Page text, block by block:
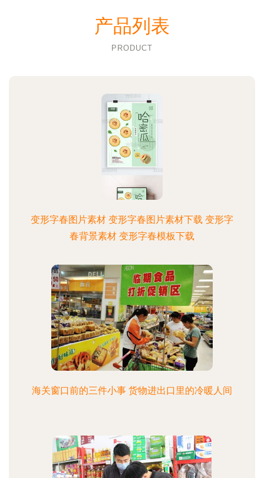
产品列表
PRODUCT
变形字春图片素材 变形字春图片素材下载 变形字
春背景素材 变形字春模板下载
海关窗口前的三件小事 货物进出口里的冷暖人间